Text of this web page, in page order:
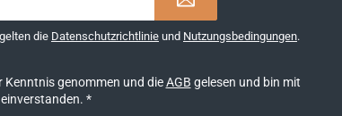
die Datenschutzrichtlinie und Nutzungsbedingungen.
Kenntnis genommen und dieAGB gelesen und bin mit
*